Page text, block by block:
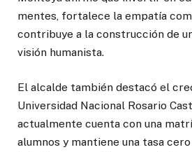
mentes, fortalece la empatía
contribuye a la construcción de
visión humanista.
El alcalde también destacó el
Universidad Nacional Rosario
actualmente cuenta con una
alumnos y mantiene una tasa